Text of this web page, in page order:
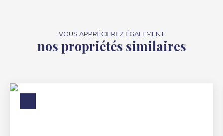
VOUS APPRÉCIEREZ ÉGALEMENT
nos propriétés similaires